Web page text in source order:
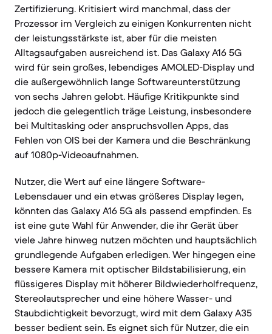
Zertifizierung. Kritisiert wird manchmal, dass der
Prozessor im Vergleich zu einigen Konkurrenten nicht
der leistungsstärkste ist, aber für die meisten
Alltagsaufgaben ausreichend ist. Das Galaxy A16 5G
wird für sein großes, lebendiges AMOLED-Display und
die außergewöhnlich lange Softwareunterstützung
von sechs Jahren gelobt. Häufige Kritikpunkte sind
jedoch die gelegentlich träge Leistung, insbesondere
bei Multitasking oder anspruchsvollen Apps, das
Fehlen von OIS bei der Kamera und die Beschränkung
auf 1080p-Videoaufnahmen.
Nutzer, die Wert auf eine längere Software-
Lebensdauer und ein etwas größeres Display legen,
könnten das Galaxy A16 5G als passend empfinden. Es
ist eine gute Wahl für Anwender, die ihr Gerät über
viele Jahre hinweg nutzen möchten und hauptsächlich
grundlegende Aufgaben erledigen. Wer hingegen eine
bessere Kamera mit optischer Bildstabilisierung, ein
flüssigeres Display mit höherer Bildwiederholfrequenz,
Stereolautsprecher und eine höhere Wasser- und
Staubdichtigkeit bevorzugt, wird mit dem Galaxy A35
besser bedient sein. Es eignet sich für Nutzer, die ein